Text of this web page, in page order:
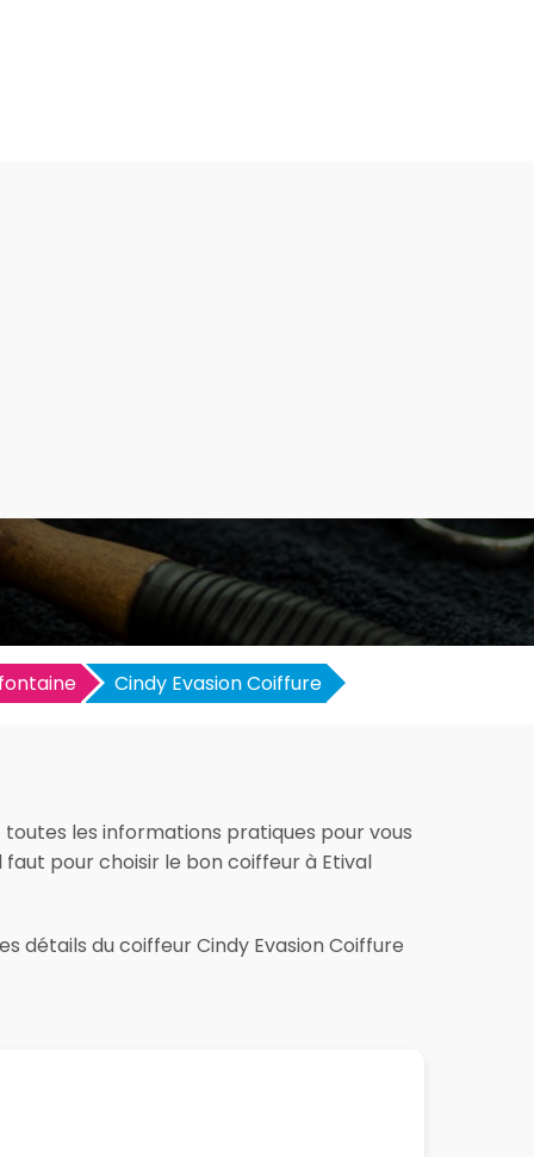
Cindy Evasion Coiffure
toutes les informations pratiques pour vous
faut pour choisir le bon coiffeur à Etival
détails du coiffeur Cindy Evasion Coiffure